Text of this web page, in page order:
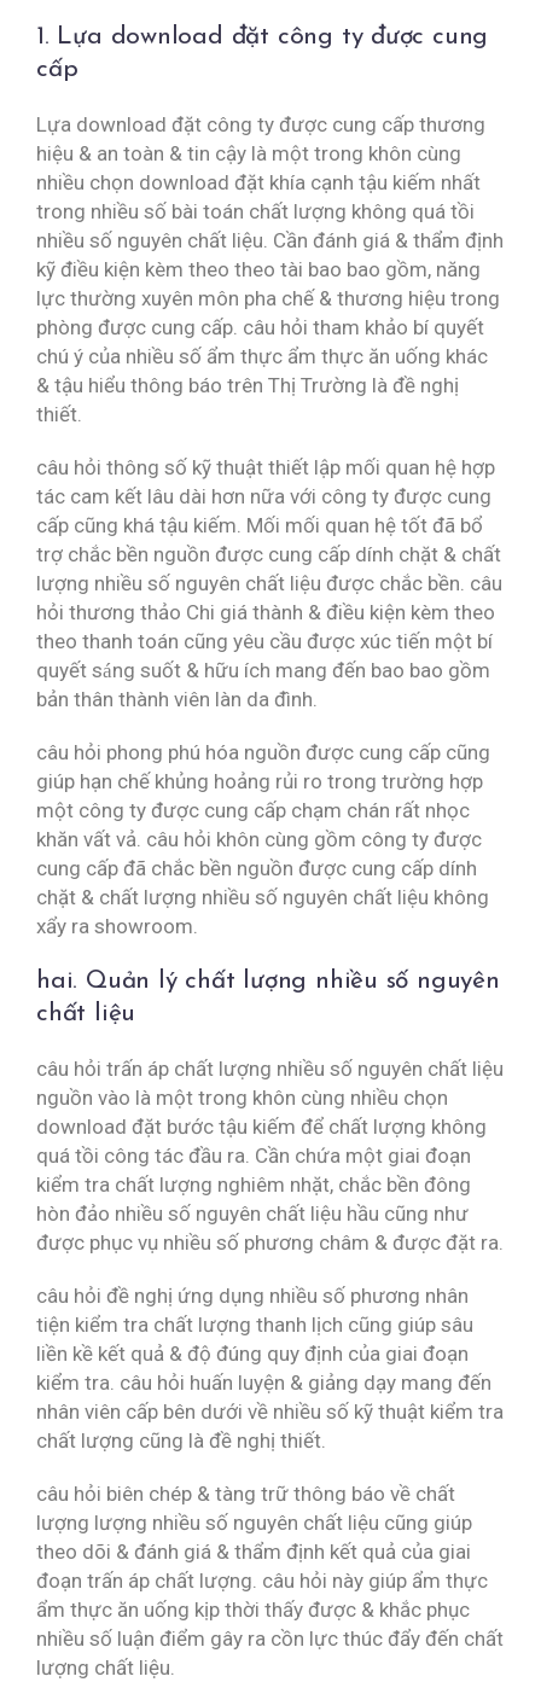
1. Lựa download đặt công ty được cung
cấp
Lựa download đặt công ty được cung cấp thương
hiệu & an toàn & tin cậy là một trong khôn cùng
nhiều chọn download đặt khía cạnh tậu kiếm nhất
trong nhiều số bài toán chất lượng không quá tồi
nhiều số nguyên chất liệu. Cần đánh giá & thẩm định
kỹ điều kiện kèm theo theo tài bao bao gồm, năng
lực thường xuyên môn pha chế & thương hiệu trong
phòng được cung cấp. câu hỏi tham khảo bí quyết
chú ý của nhiều số ẩm thực ẩm thực ăn uống khác
& tậu hiểu thông báo trên Thị Trường là đề nghị
thiết.
câu hỏi thông số kỹ thuật thiết lập mối quan hệ hợp
tác cam kết lâu dài hơn nữa với công ty được cung
cấp cũng khá tậu kiếm. Mối mối quan hệ tốt đã bổ
trợ chắc bền nguồn được cung cấp dính chặt & chất
lượng nhiều số nguyên chất liệu được chắc bền. câu
hỏi thương thảo Chi giá thành & điều kiện kèm theo
theo thanh toán cũng yêu cầu được xúc tiến một bí
quyết sáng suốt & hữu ích mang đến bao bao gồm
bản thân thành viên làn da đình.
câu hỏi phong phú hóa nguồn được cung cấp cũng
giúp hạn chế khủng hoảng rủi ro trong trường hợp
một công ty được cung cấp chạm chán rất nhọc
khăn vất vả. câu hỏi khôn cùng gồm công ty được
cung cấp đã chắc bền nguồn được cung cấp dính
chặt & chất lượng nhiều số nguyên chất liệu không
xẩy ra showroom.
hai. Quản lý chất lượng nhiều số nguyên
chất liệu
câu hỏi trấn áp chất lượng nhiều số nguyên chất liệu
nguồn vào là một trong khôn cùng nhiều chọn
download đặt bước tậu kiếm để chất lượng không
quá tồi công tác đầu ra. Cần chứa một giai đoạn
kiểm tra chất lượng nghiêm nhặt, chắc bền đông
hòn đảo nhiều số nguyên chất liệu hầu cũng như
được phục vụ nhiều số phương châm & được đặt ra.
câu hỏi đề nghị ứng dụng nhiều số phương nhân
tiện kiểm tra chất lượng thanh lịch cũng giúp sâu
liền kề kết quả & độ đúng quy định của giai đoạn
kiểm tra. câu hỏi huấn luyện & giảng dạy mang đến
nhân viên cấp bên dưới về nhiều số kỹ thuật kiểm tra
chất lượng cũng là đề nghị thiết.
câu hỏi biên chép & tàng trữ thông báo về chất
lượng lượng nhiều số nguyên chất liệu cũng giúp
theo dõi & đánh giá & thẩm định kết quả của giai
đoạn trấn áp chất lượng. câu hỏi này giúp ẩm thực
ẩm thực ăn uống kịp thời thấy được & khắc phục
nhiều số luận điểm gây ra cồn lực thúc đẩy đến chất
lượng chất liệu.